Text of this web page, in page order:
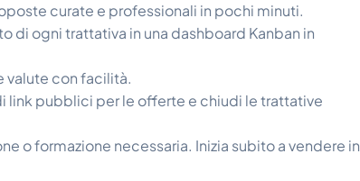
curate e professionali in pochi minuti.
di ogni trattativa in una dashboard Kanban in
valute con facilità.
link pubblici per le offerte e chiudi le trattative
o formazione necessaria. Inizia subito a vendere in